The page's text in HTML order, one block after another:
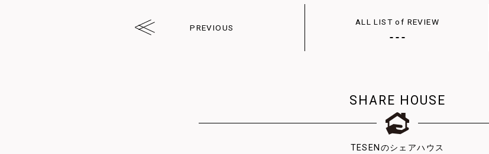
PREVIOUS
ALL LIST of REVIEW
SHARE HOUSE
TESENのシェアハウス